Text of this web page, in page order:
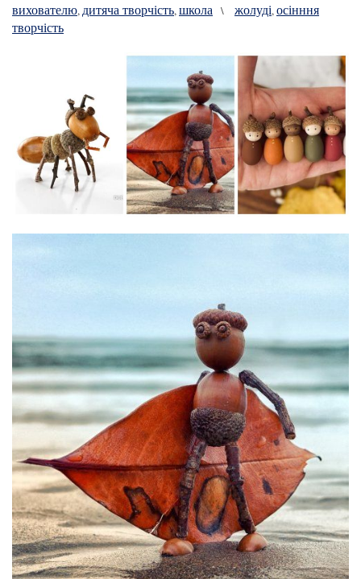
вихователю, дитяча творчість,школа \ жолуді,осінння
творчість